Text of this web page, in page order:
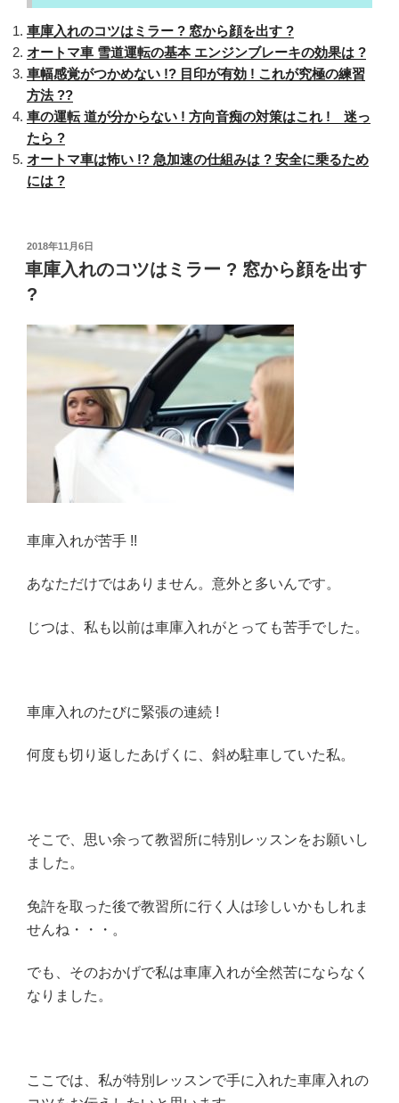
つ
け
た
ら
対
処
は
ど
う
?
逃
げ
と
な
は
の
車庫入れのコツはミラー ? 窓から顔を出す ?
オートマ車 雪道運転の基本 エンジンブレーキの効果は ?
車幅感覚がつかめない !? 目印が有効 ! これが究極の練習
方法 ??
車の運転 道が分からない ! 方向音痴の対策はこれ ! 迷っ
たら ?
オートマ車は怖い !? 急加速の仕組みは ? 安全に乗るため
には ?
投
稿
日:
2018年11月6日
車庫入れのコツはミラー ? 窓から顔を出す
?
車庫入れが苦手 !!
あなただけではありません。意外と多いんです。
じつは、私も以前は車庫入れがとっても苦手でした。
車庫入れのたびに緊張の連続 !
何度も切り返したあげくに、斜め駐車していた私。
そこで、思い余って教習所に特別レッスンをお願いし
ました。
免許を取った後で教習所に行く人は珍しいかもしれま
せんね・・・。
でも、そのおかげで私は車庫入れが全然苦にならなく
なりました。
ここでは、私が特別レッスンで手に入れた車庫入れの